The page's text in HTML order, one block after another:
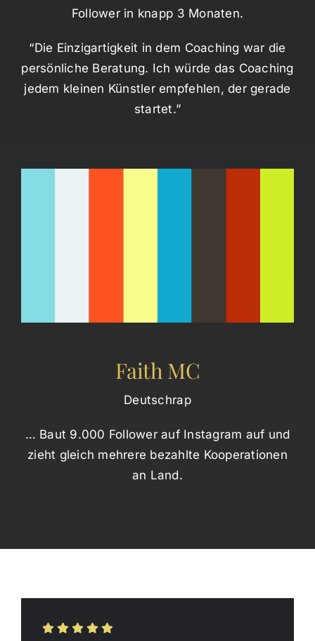
Follower in knapp 3 Monaten.
“Die Einzigartigkeit in dem Coaching war die
persönliche Beratung. Ich würde das Coaching
jedem kleinen Künstler empfehlen, der gerade
startet.”
Faith MC
Deutschrap
… Baut 9.000 Follower auf Instagram auf und
zieht gleich mehrere bezahlte Kooperationen
an Land.